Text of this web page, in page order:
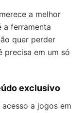
merece a melhor
a ferramenta
quer perder
precisa em um só
exclusivo
a jogos em